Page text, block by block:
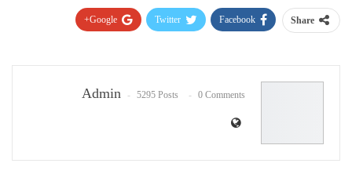
Share
Facebook
Twitter
Google+
Admin 5295 Posts 0 Comments